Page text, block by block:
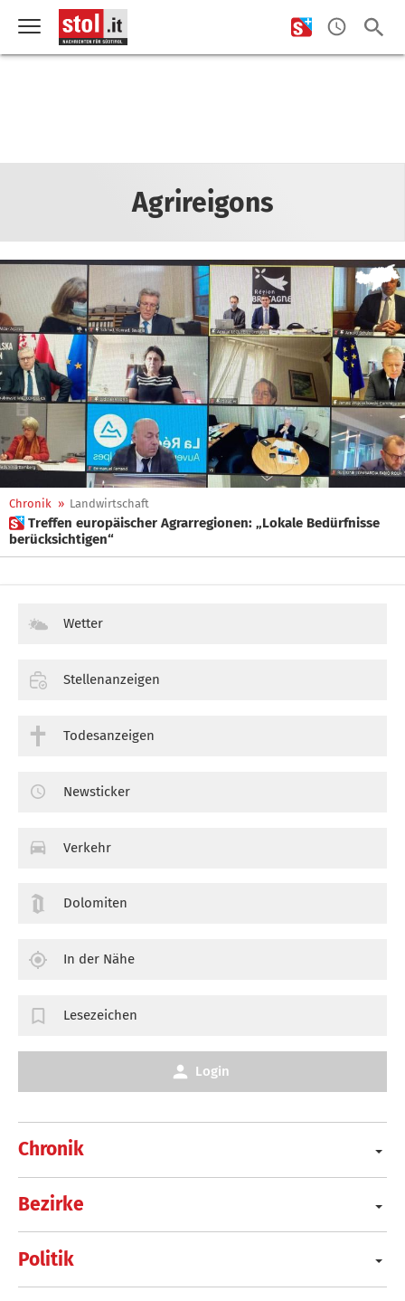
Agrireigons
Chronik » Landwirtschaft
 Treffen europäischer Agrarregionen: „Lokale Bedürfnisse
berücksichtigen“
Chronik
Bezirke
Politik
Wetter
Stellenanzeigen
Todesanzeigen
Newsticker
Verkehr
Dolomiten
In der Nähe
Lesezeichen
Login